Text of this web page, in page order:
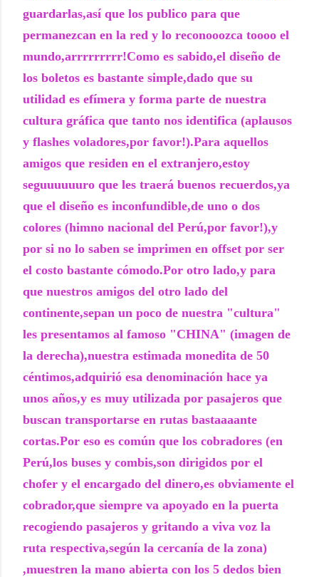
guardarlas,así que los publico para que
permanezcan en la red y lo reconooozca toooo el
mundo,arrrrrrrrr!Como es sabido,el diseño de
los boletos es bastante simple,dado que su
utilidad es efímera y forma parte de nuestra
cultura gráfica que tanto nos identifica (aplausos
y flashes voladores,por favor!).Para aquellos
amigos que residen en el extranjero,estoy
seguuuuuuro que les traerá buenos recuerdos,ya
que el diseño es inconfundible,de uno o dos
colores (himno nacional del Perú,por favor!),y
por si no lo saben se imprimen en offset por ser
el costo bastante cómodo.Por otro lado,y para
que nuestros amigos del otro lado del
continente,sepan un poco de nuestra "cultura"
les presentamos al famoso "CHINA" (imagen de
la derecha),nuestra estimada monedita de 50
céntimos,adquirió esa denominación hace ya
unos años,y es muy utilizada por pasajeros que
buscan transportarse en rutas bastaaaante
cortas.Por eso es común que los cobradores (en
Perú,los buses y combis,son dirigidos por el
chofer y el encargado del dinero,es obviamente el
cobrador,que siempre va apoyado en la puerta
recogiendo pasajeros y gritando a viva voz la
ruta respectiva,según la cercanía de la zona)
,muestren la mano abierta con los 5 dedos bien